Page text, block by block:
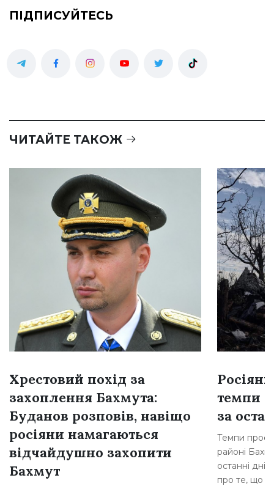
ПІДПИСУЙТЕСЬ
ЧИТАЙТЕ ТАКОЖ
Хрестовий похід за
захоплення Бахмута:
Буданов розповів, навіщо
росіяни намагаються
відчайдушно захопити
Бахмут
темпи
за
Темпи
районі
останні
про те, що